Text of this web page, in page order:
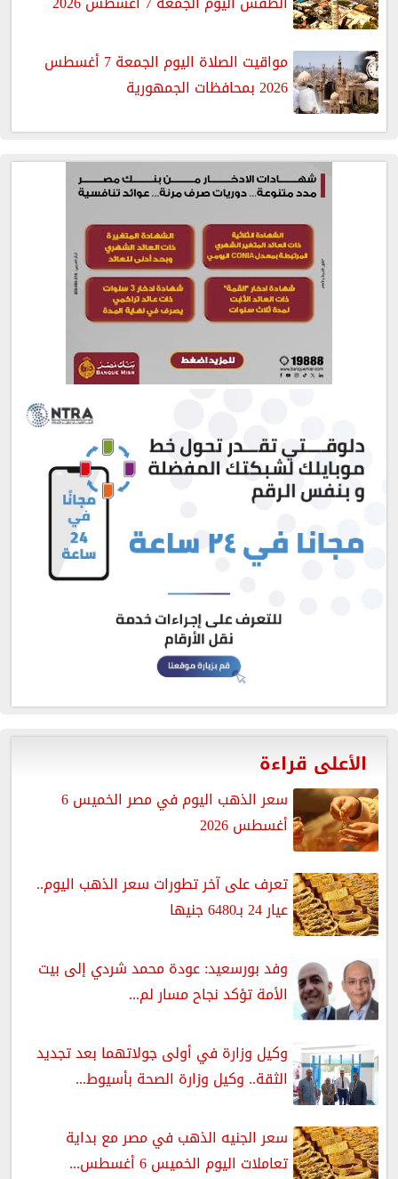
مواقيت الصلاة اليوم الجمعة 7 أغسطس
2026 بمحافظات الجمهورية
الأعلى قراءة
سعر الذهب اليوم في مصر الخميس 6
أغسطس 2026
تعرف على آخر تطورات سعر الذهب اليوم..
عيار 24 بـ6480 جنيها
وفد بورسعيد: عودة محمد شردي إلى بيت
الأمة تؤكد نجاح مسار لم...
وكيل وزارة في أولى جولاتهما بعد تجديد
الثقة.. وكيل وزارة الصحة بأسيوط...
سعر الجنيه الذهب في مصر مع بداية
تعاملات اليوم الخميس 6 أغسطس...